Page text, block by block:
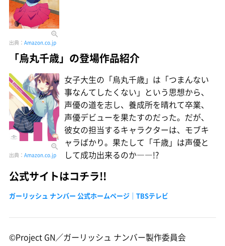
出典： Amazon.co.jp
「烏丸千歳」の登場作品紹介
出典： Amazon.co.jp
女子大生の「烏丸千歳」は「つまんない
事なんてしたくない」という思想から、
声優の道を志し、養成所を晴れて卒業、
声優デビューを果たすのだった。だが、
彼女の担当するキャラクターは、モブキ
ャラばかり。果たして「千歳」は声優と
して成功出来るのか――!?
公式サイトはコチラ!!
ガーリッシュ ナンバー 公式ホームページ｜TBSテレビ
©Project GN／ガーリッシュ ナンバー製作委員会